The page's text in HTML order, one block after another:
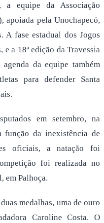
equipe da Associação
apoiada pela Unochapecó,
A fase estadual dos Jogos
e a 18ª edição da Travessia
da equipe também
para defender Santa
em setembro, na
função da inexistência de
oficiais, a natação foi
foi realizada no
em Palhoça.
medalhas, uma de ouro
Caroline Costa. O